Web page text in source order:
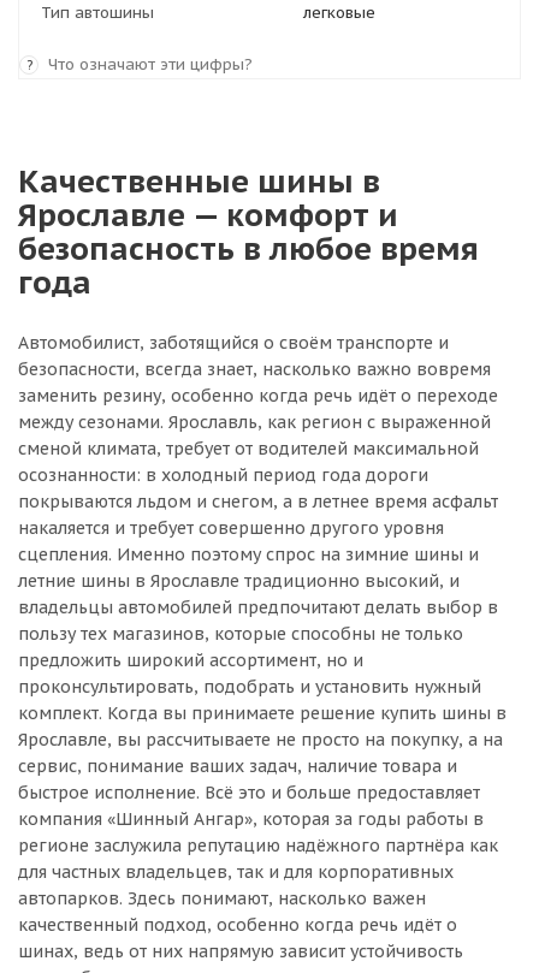
Тип автошины легковые
? Что означают эти цифры?
Качественные шины в
Ярославле — комфорт и
безопасность в любое время
года
Автомобилист, заботящийся о своём транспорте и
безопасности, всегда знает, насколько важно вовремя
заменить резину, особенно когда речь идёт о переходе
между сезонами. Ярославль, как регион с выраженной
сменой климата, требует от водителей максимальной
осознанности: в холодный период года дороги
покрываются льдом и снегом, а в летнее время асфальт
накаляется и требует совершенно другого уровня
сцепления. Именно поэтому спрос на зимние шины и
летние шины в Ярославле традиционно высокий, и
владельцы автомобилей предпочитают делать выбор в
пользу тех магазинов, которые способны не только
предложить широкий ассортимент, но и
проконсультировать, подобрать и установить нужный
комплект. Когда вы принимаете решение купить шины в
Ярославле, вы рассчитываете не просто на покупку, а на
сервис, понимание ваших задач, наличие товара и
быстрое исполнение. Всё это и больше предоставляет
компания «Шинный Ангар», которая за годы работы в
регионе заслужила репутацию надёжного партнёра как
для частных владельцев, так и для корпоративных
автопарков. Здесь понимают, насколько важен
качественный подход, особенно когда речь идёт о
шинах, ведь от них напрямую зависит устойчивость